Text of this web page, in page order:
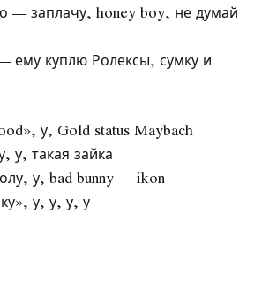
— заплачу, honey boy, не думай
ему куплю Ролексы, сумку и
у, Gold status Maybach
у, такая зайка
у, bad bunny — ikon
у, у, у, у